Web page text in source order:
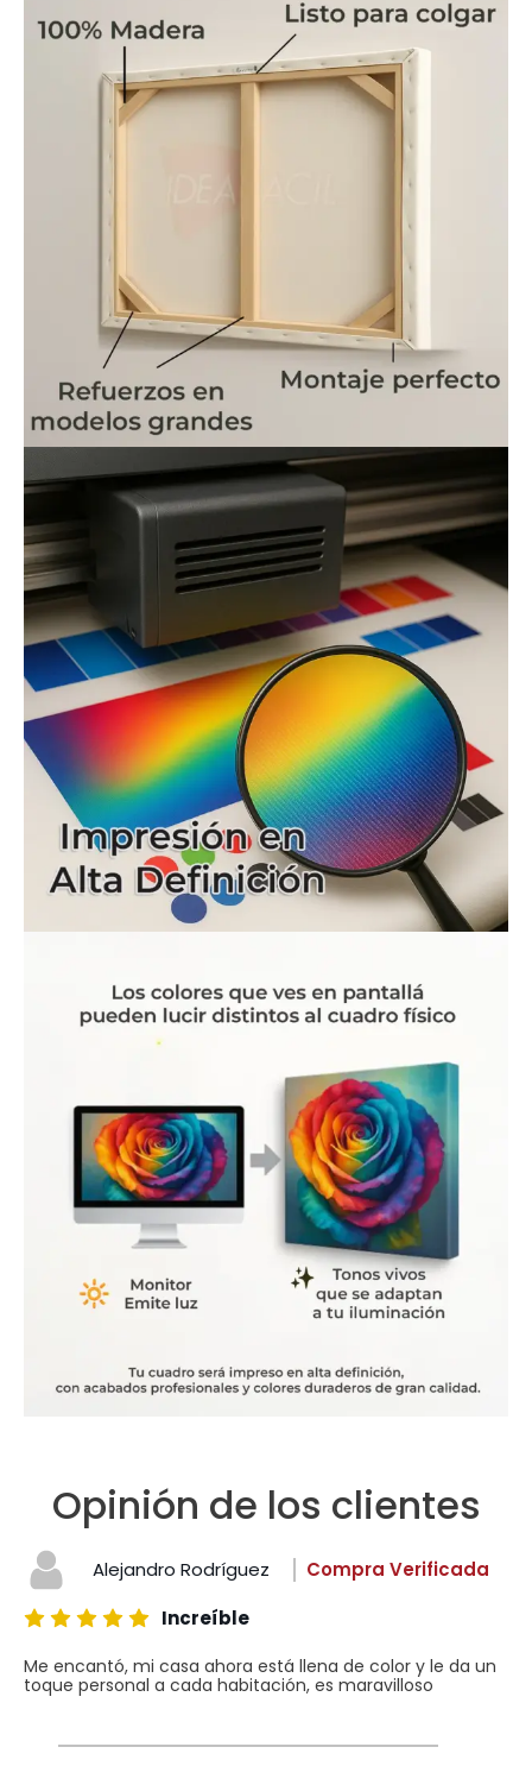
Opinión de los clientes
Alejandro Rodríguez
Compra Verificada
Increíble
Me encantó, mi casa ahora está llena de color y le da un
toque personal a cada habitación, es maravilloso